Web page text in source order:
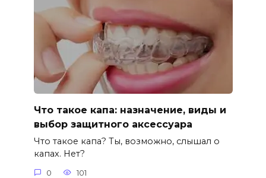
Что такое капа: назначение, виды и
выбор защитного аксессуара
Что такое капа? Ты, возможно, слышал о
капах. Нет?
0 101